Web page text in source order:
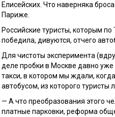
Елисейских. Что наверняка
Париже.
Российские туристы, которым
победила, дивуются, отчего
Для чистоты эксперимента
деле пробки в Москве давно
такси, в котором мы ждали,
автобусом, из которого
— А что преобразования этого
платные парковки, реформа